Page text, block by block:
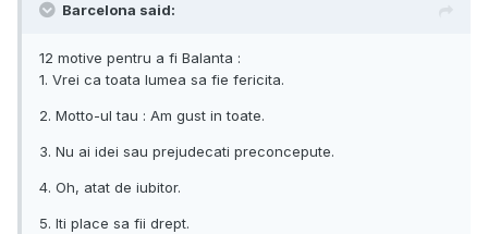
Barcelona said:
12 motive pentru a fi Balanta :
1. Vrei ca toata lumea sa fie fericita.
2. Motto-ul tau : Am gust in toate.
3. Nu ai idei sau prejudecati preconcepute.
4. Oh, atat de iubitor.
5. Iti place sa fii drept.